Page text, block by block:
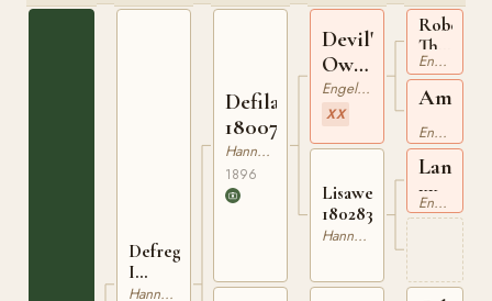
Defregger
I
310076105
Hannoveranare
Defilant
180076096
Hannoveranare
1896
Devil's
Own
xx
Engelskt Fullblod
XX
Lisawetha
180283891
Hannoveranare
Robert
The
Devil
xx
Engelskt Fullblod
xx Engelskt Fullblod
xxEngelskt Fullblod